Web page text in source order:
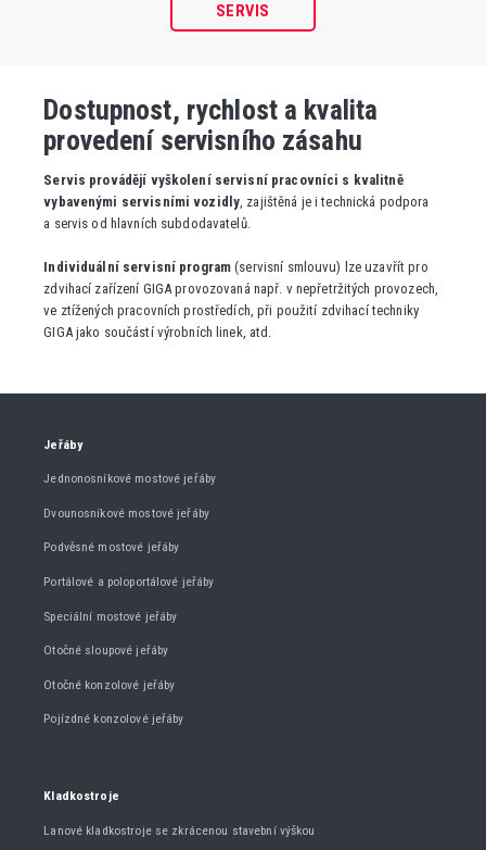
SERVIS
Dostupnost, rychlost a kvalita
provedení servisního zásahu
Servis provádějí vyškolení servisní pracovníci s kvalitně
vybavenými servisními vozidly, zajištěná je i technická podpora
a servis od hlavních subdodavatelů.
Individuální servisní program (servisní smlouvu) lze uzavřít pro
zdvihací zařízení GIGA provozovaná např. v nepřetržitých provozech,
ve ztížených pracovních prostředích, při použití zdvihací techniky
GIGA jako součástí výrobních linek, atd.
Jeřáby
Jednonosníkové mostové jeřáby
Dvounosníkové mostové jeřáby
Podvěsné mostové jeřáby
Portálové a poloportálové jeřáby
Speciální mostové jeřáby
Otočné sloupové jeřáby
Otočné konzolové jeřáby
Pojízdné konzolové jeřáby
Kladkostroje
Lanové kladkostroje se zkrácenou stavební výškou